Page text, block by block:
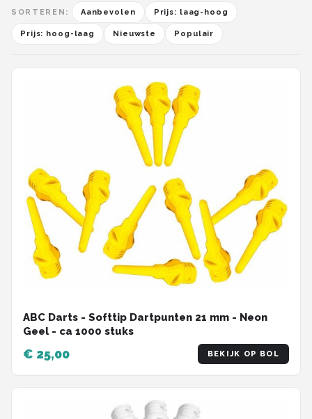
SORTEREN: Aanbevolen Prijs: laag-hoog
Prijs: hoog-laag Nieuwste Populair
ABC Darts - Softtip Dartpunten 21 mm - Neon
Geel - ca 1000 stuks
€ 25,00 BEKIJK OP BOL